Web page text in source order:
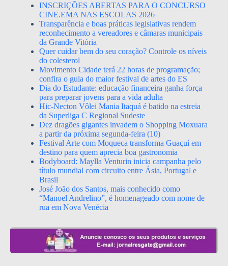
INSCRIÇÕES ABERTAS PARA O CONCURSO
CINE.EMA NAS ESCOLAS 2026
Transparência e boas práticas legislativas rendem
reconhecimento a vereadores e câmaras municipais
da Grande Vitória
Quer cuidar bem do seu coração? Controle os níveis
do colesterol
Movimento Cidade terá 22 horas de programação;
confira o guia do maior festival de artes do ES
Dia do Estudante: educação financeira ganha força
para preparar jovens para a vida adulta
Hic-Necton Vôlei Mania Itaquá é batido na estreia
da Superliga C Regional Sudeste
Dez dragões gigantes invadem o Shopping Moxuara
a partir da próxima segunda-feira (10)
Festival Arte com Moqueca transforma Guaçuí em
destino para quem aprecia boa gastronomia
Bodyboard: Maylla Venturin inicia campanha pelo
título mundial com circuito entre Ásia, Portugal e
Brasil
José João dos Santos, mais conhecido como
“Manoel Andrelino”, é homenageado com nome de
rua em Nova Venécia